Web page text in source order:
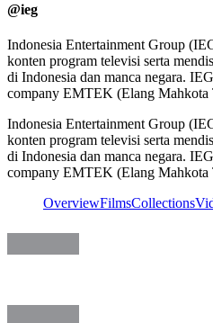
@ieg
Indonesia Entertainment Group
konten program televisi serta
di Indonesia dan manca negara.
company EMTEK (Elang Mahkota
Indonesia Entertainment Group
konten program televisi serta
di Indonesia dan manca negara.
company EMTEK (Elang Mahkota
OverviewFilmsCollections